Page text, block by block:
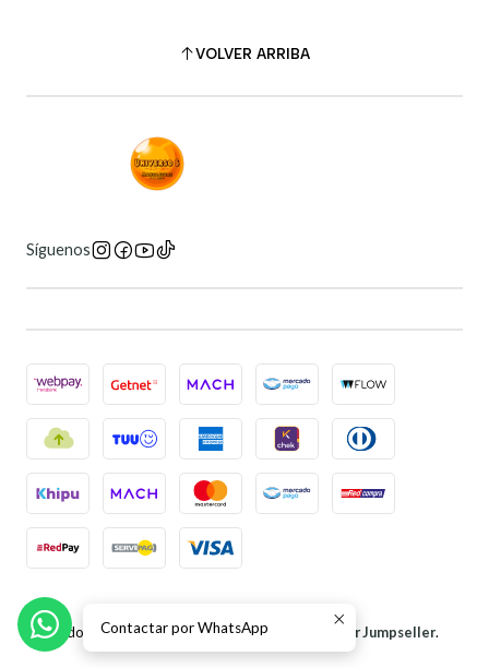
VOLVER ARRIBA
Síguenos
2026 Universo 6 Manga Store.
Todos los derechos reservados.Desarrollado por Jumpseller.
Contactar por WhatsApp